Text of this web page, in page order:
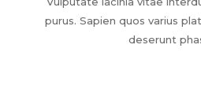
purus. Sapien quos varius
deserunt